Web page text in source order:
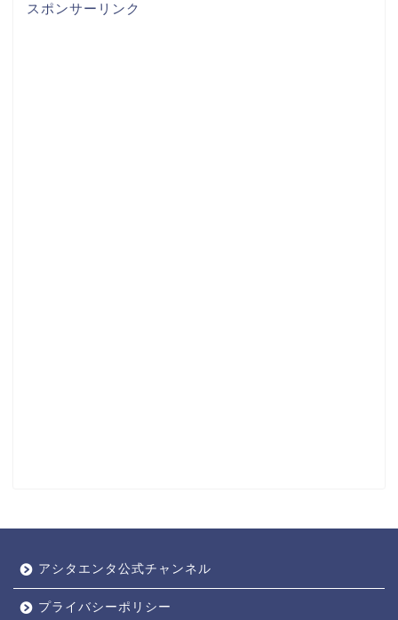
スポンサーリンク
アシタエンタ公式チャンネル
プライバシーポリシー